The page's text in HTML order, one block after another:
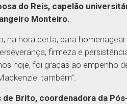
do Reis, capelão
Monteiro.
na hora certa, para
firmeza e
hoje, foi graças ao empenho
também”.
Brito, coordenadora da